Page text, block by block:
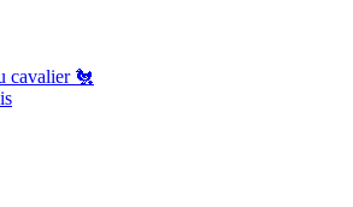
cavalier 🐔